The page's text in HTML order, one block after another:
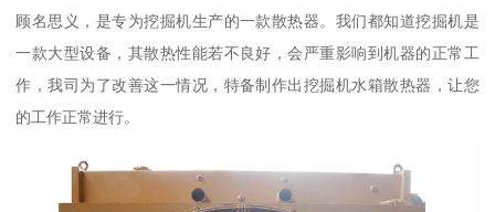
顾名思义，是专为挖掘机生产的一款散热器。我们都知道挖掘机是
一款大型设备，其散热性能若不良好，会严重影响到机器的正常工
作，我司为了改善这一情况，特备制作出挖掘机水箱散热器，让您
的工作正常进行。